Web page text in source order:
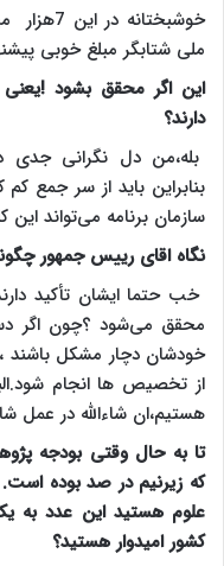
ملی شتابگر مبلغ خوبی
این اگر محقق بشود
دارند؟
بله،من دل نگرانی جدی
بنابراین باید از سر جمع کم
سازمان برنامه می‌تواند این
نگاه اقای رییس جمهور
خب حتما ایشان تأکید
محقق می‌شود ؟چون اگر
از تخصیص ها انجام
هستیم،ان شاءالله در عمل
تا به حال وقتی بودجه
که زیرنیم در صد بوده
علوم هستید این عدد به
کشور امیدوار هستید؟